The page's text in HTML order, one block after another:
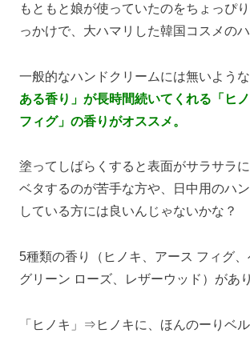
もともと娘が使っていたのをちょっぴ
っかけで、大ハマリした韓国コスメのハ
一般的なハンドクリームには無いような
ある香り」 が長時間続いてくれる「ヒ
フィグ」の香りがオススメ。
塗ってしばらくすると表面がサラサラ
ベタするのが苦手な方や、日中用のハ
している方には良いんじゃないかな？
5種類の香り（ヒノキ、アース フィグ、
グリーン ローズ、レザーウッド）があ
「ヒノキ」⇒ヒノキに、ほんのーりベ